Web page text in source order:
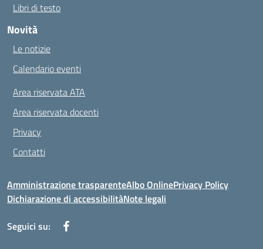
Libri di testo
Novità
Le notizie
Calendario eventi
Area riservata ATA
Area riservata docenti
Privacy
Contatti
Amministrazione trasparenteAlbo OnlinePrivacy Policy
Dichiarazione di accessibilitàNote legali
Seguici su: